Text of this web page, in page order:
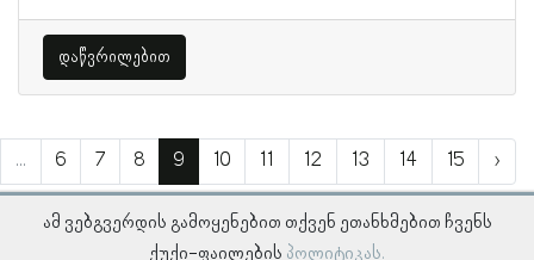
დაწვრილებით
... 6 7 8 9 10 11 12 13 14 15 ›
ამ ვებგვერდის გამოყენებით თქვენ ეთანხმებით ჩვენს
ქუქი-ფაილების პოლიტიკას.